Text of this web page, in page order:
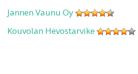
Jannen Vaunu Oy
Kouvolan Hevostarvike